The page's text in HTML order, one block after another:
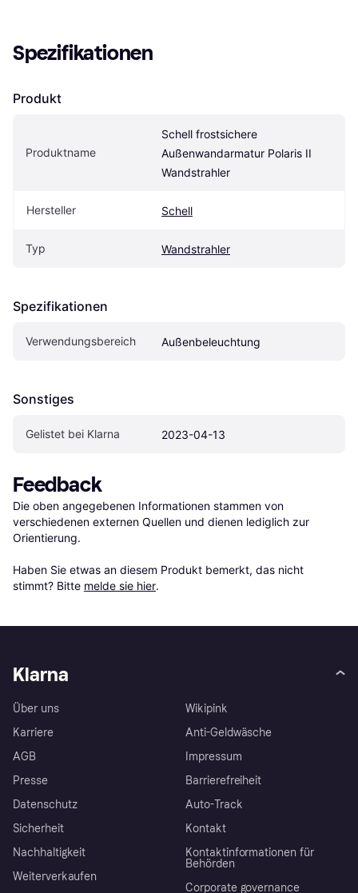
Spezifikationen
Produkt
Produktname
Schell frostsichere
Außenwandarmatur Polaris II
Wandstrahler
Hersteller Schell
Typ Wandstrahler
Spezifikationen
Verwendungsbereich Außenbeleuchtung
Sonstiges
Gelistet bei Klarna 2023-04-13
Feedback
Die oben angegebenen Informationen stammen von
verschiedenen externen Quellen und dienen lediglich zur
Orientierung.
Haben Sie etwas an diesem Produkt bemerkt, das nicht
stimmt? Bitte melde sie hier.
Klarna
Über uns
Karriere
AGB
Presse
Datenschutz
Sicherheit
Nachhaltigkeit
Weiterverkaufen
Wikipink
Anti-Geldwäsche
Impressum
Barrierefreiheit
Auto-Track
Kontakt
Kontaktinformationen für
Behörden
Corporate governance